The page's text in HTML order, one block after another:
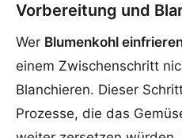
Vorbereitung und
Wer Blumenkohl
einem Zwischenschritt
Blanchieren. Dieser
Prozesse, die das